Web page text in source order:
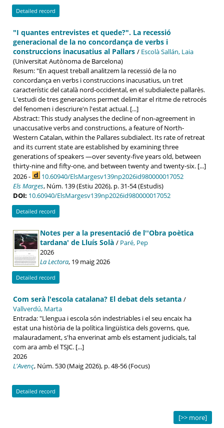
Detailed record
"I quantes entrevistes et quede?". La recessió
generacional de la no concordança de verbs i
construccions inacusatius al Pallars / Escolà Sallán, Laia
(Universitat Autònoma de Barcelona)
Resum: "En aquest treball analitzem la recessió de la no
concordança en verbs i construccions inacusatius, un tret
característic del català nord-occidental, en el subdialecte pallarès.
L'estudi de tres generacions permet delimitar el ritme de retrocés
del fenomen i descriure'n l'estat actual. [...]
Abstract: This study analyses the decline of non-agreement in
unaccusative verbs and constructions, a feature of North-
Western Catalan, within the Pallares subdialect. Its rate of retreat
and its current state are established by examining three
generations of speakers —over seventy-five years old, between
thirty-nine and fifty-one, and between twenty and twenty-six. [...]
2026 -
10.60940/ElsMargesv139np2026id980000017052
Els Marges, Núm. 139 (Estiu 2026), p. 31-54 (Estudis)
DOI: 10.60940/ElsMargesv139np2026id980000017052
Detailed record
Notes per a la presentació de l''Obra poètica
tardana' de Lluís Solà / Paré, Pep
2026
La Lectora, 19 maig 2026
Detailed record
Com serà l'escola catalana? El debat dels setanta /
Vallverdú, Marta
Entrada: "Llengua i escola són indestriables i el seu encaix ha
estat una història de la política lingüística dels governs, que,
malauradament, s'ha enverinat amb els estament judicials, tal
com ara amb el TSJC. [...]
2026
L'Avenç, Núm. 530 (Maig 2026), p. 48-56 (Focus)
Detailed record
[>> more]